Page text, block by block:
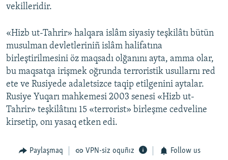
vekilleridir.
«Hizb ut-Tahrir» halqara islâm siyasiy teşkilâtı bütün
musulman devletleriniñ islâm halifatına
birleştirilmesini öz maqsadı olğanını ayta, amma olar,
bu maqsatqa irişmek oğrunda terroristik usullarnı red
ete ve Rusiyede adaletsizce taqip etilgenini aytalar.
Rusiye Yuqarı mahkemesi 2003 senesi «Hizb ut-
Tahrir» teşkilâtını 15 «terrorist» birleşme cedveline
kirsetip, onı yasaq etken edi.
Paylaşmaq VPN-siz oquñız Follow us